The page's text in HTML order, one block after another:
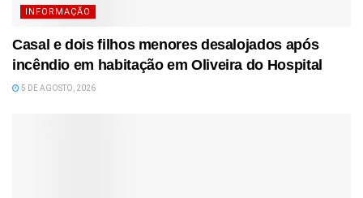
INFORMAÇÃO
Casal e dois filhos menores desalojados após
incêndio em habitação em Oliveira do Hospital
5 DE AGOSTO, 2026